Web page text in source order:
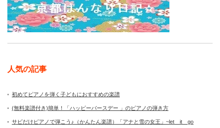
人気の記事
初めてピアノを弾く子どもにおすすめの楽譜
(無料楽譜付き)簡単！「ハッピーバースデー 」のピアノの弾き方
サビだけピアノで弾こう♪（かんたん楽譜）「アナと雪の女王」~let it go